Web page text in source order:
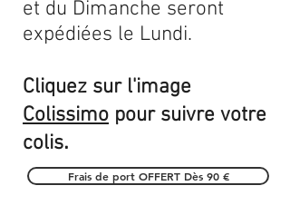
et du Dimanche seront
expédiées le Lundi.
Cliquez sur l'image
Colissimo pour suivre votre
colis.
Frais de port OFFERT Dès 90 €